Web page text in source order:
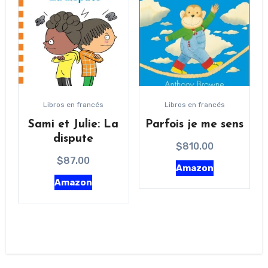
Libros en francés
Sami et Julie: La
dispute
$87.00
Amazon
Libros en francés
Parfois je me sens
$810.00
Amazon